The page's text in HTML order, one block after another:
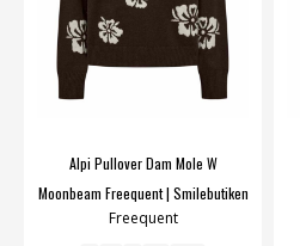
Alpi Pullover Dam Mole W
Moonbeam Freequent | Smilebutiken
Freequent